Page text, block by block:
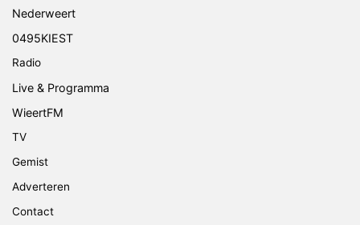
Nederweert
0495KIEST
Radio
Live & Programma
WieertFM
TV
Gemist
Adverteren
Contact